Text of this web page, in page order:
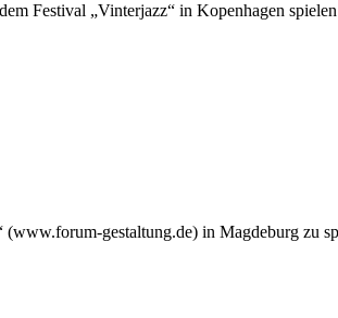
Festival „Vinterjazz“ in Kopenhagen
gestaltung.de) in Magdeburg zu